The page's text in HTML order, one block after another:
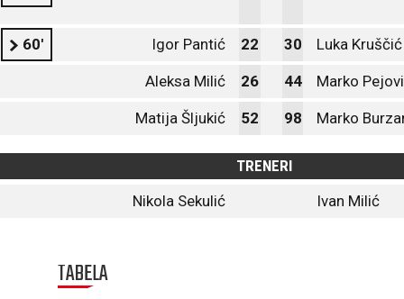
60' Igor Pantić 22 30 Luka Kruščić
Aleksa Milić 26 44 Marko
Matija Šljukić 52 98 Marko
TRENERI
Nikola Sekulić
Ivan Milić
TABELA